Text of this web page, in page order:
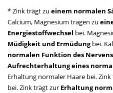
* Zink trägt zu einem normalen
Calcium, Magnesium tragen zu
Energiestoffwechsel bei.
Müdigkeit und Ermüdungbei.
normalen Funktion des
Aufrechterhaltung eines
Erhaltung normaler Haare bei.
bei. Zink trägt zur Erhaltung